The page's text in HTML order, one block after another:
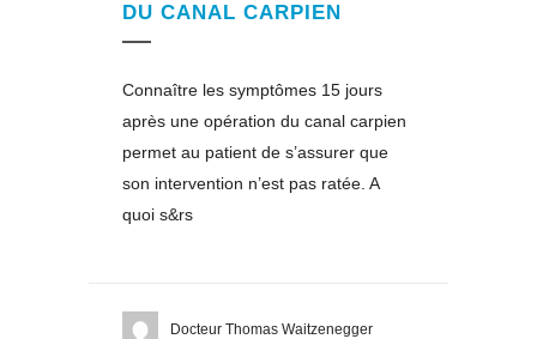
DU CANAL CARPIEN
Connaître les symptômes 15 jours
après une opération du canal carpien
permet au patient de s’assurer que
son intervention n’est pas ratée. A
quoi s&rs
Docteur Thomas Waitzenegger